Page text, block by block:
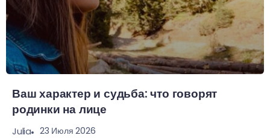
Ваш характер и судьба: что говорят
родинки на лице
Julia 23 Июля 2026